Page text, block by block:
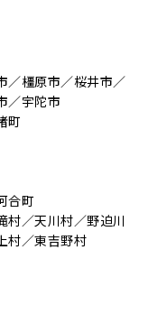
／橿原市／桜井市／
／宇陀市
町
合町
村／天川村／野迫川
村／東吉野村